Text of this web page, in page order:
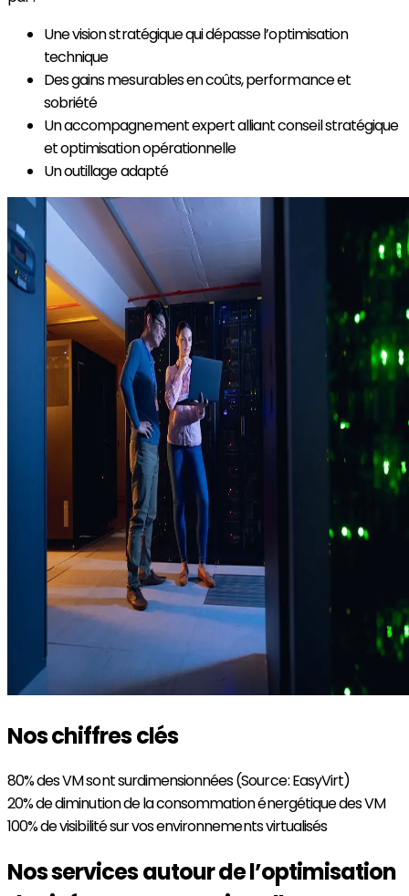
Une vision stratégique qui dépasse l’optimisation
technique
Des gains mesurables en coûts, performance et
sobriété
Un accompagnement expert alliant conseil stratégique
et optimisation opérationnelle
Un outillage adapté
Nos chiffres clés
80%des VM sont surdimensionnées (Source : EasyVirt)
20%de diminution de la consommation énergétique des VM
100%de visibilité sur vos environnements virtualisés
Nos services autour de l’optimisation